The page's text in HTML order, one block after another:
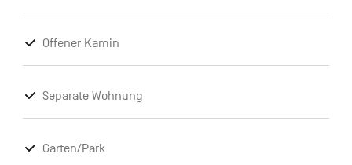
Offener Kamin
Separate Wohnung
Garten/Park